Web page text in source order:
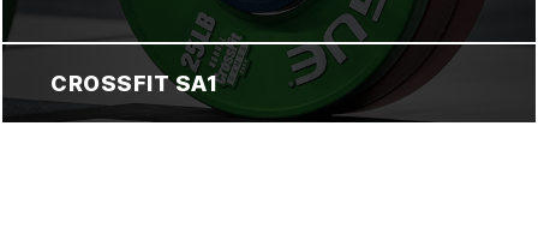
CROSSFIT SA1